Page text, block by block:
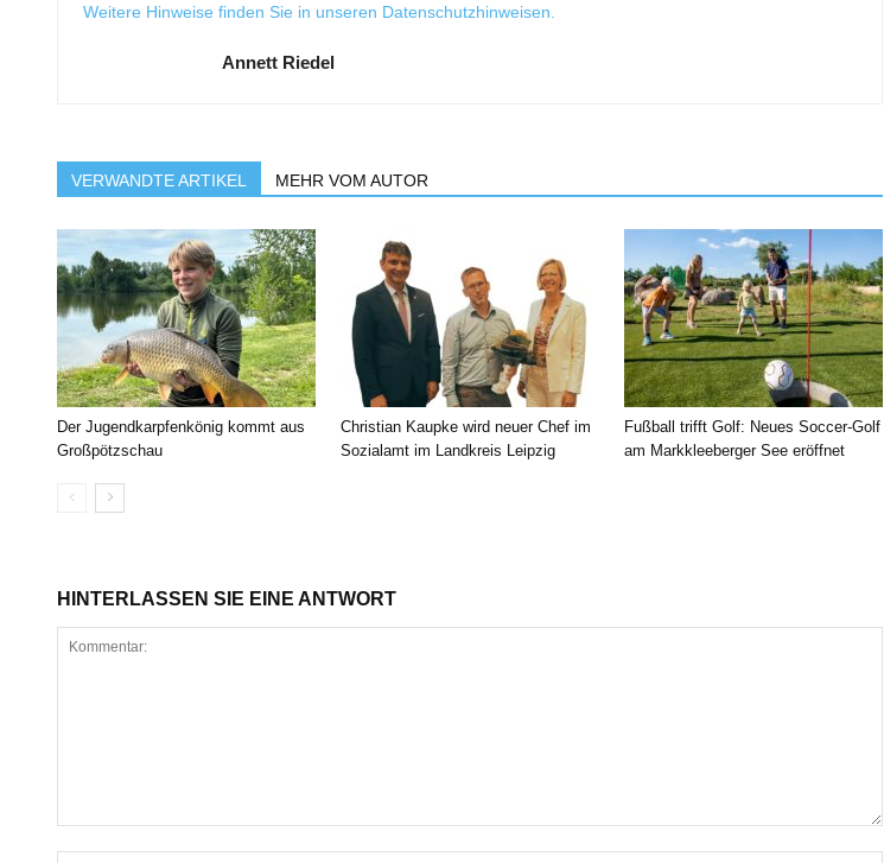
Weitere Hinweise finden Sie in unseren Datenschutzhinweisen
Annett Riedel
VERWANDTE ARTIKEL MEHR VOM AUTOR
Der Jugendkarpfenkönig kommt aus
Großpötzschau
Christian Kaupke wird neuer Chef im
Sozialamt im Landkreis Leipzig
Fußball trifft Golf: Neues Soccer-Golf
am Markkleeberger See eröffnet
HINTERLASSEN SIE EINE ANTWORT